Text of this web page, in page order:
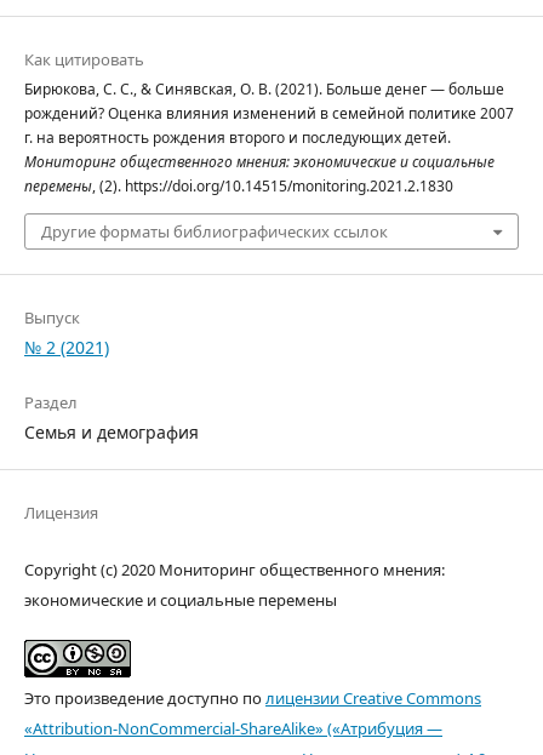
Как цитировать
Бирюкова, С. С., & Синявская, О. В. (2021). Больше денег — больше
рождений? Оценка влияния изменений в семейной политике 2007
г. на вероятность рождения второго и последующих детей.
Мониторинг общественного мнения: экономические и социальные
перемены, (2). https://doi.org/10.14515/monitoring.2021.2.1830
Другие форматы библиографических ссылок
Выпуск
№ 2 (2021)
Раздел
Семья и демография
Лицензия
Copyright (c) 2020 Мониторинг общественного мнения:
экономические и социальные перемены
Это произведение доступно полицензии Creative Commons
«Attribution-NonCommercial-ShareAlike» («Атрибуция —